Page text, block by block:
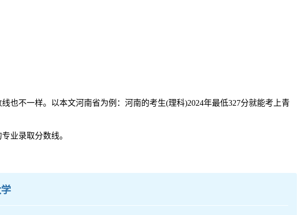
也不一样。以本文河南省为例：河南的考生(理科)2024年最低327分就能考上青
业录取分数线。